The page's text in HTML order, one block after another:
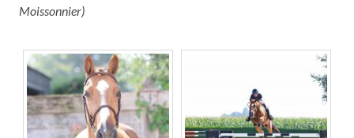
Moissonnier)